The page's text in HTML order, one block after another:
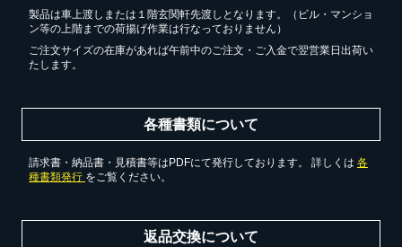
製品は車上渡しまたは１階玄関軒先渡しとなります。（ビル・マンショ
ン等の上階までの荷揚げ作業は行なっておりません）
ご注文サイズの在庫があれば午前中のご注文・ご入金で翌営業日出荷い
たします。
各種書類について
請求書・納品書・見積書等はPDFにて発行しております。 詳しくは 各
種書類発行 をご覧ください。
返品交換について